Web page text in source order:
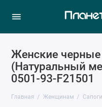
Женские черные
(Натуральный
0501-93-F21501
Главная Женщинам